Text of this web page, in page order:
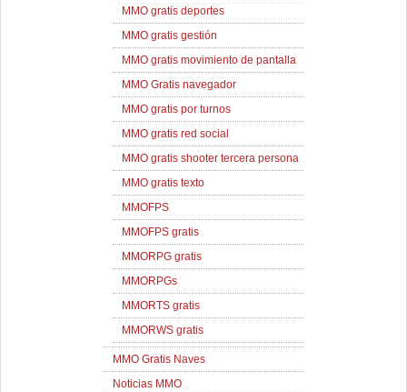
MMO gratis deportes
MMO gratis gestión
MMO gratis movimiento de pantalla
MMO Gratis navegador
MMO gratis por turnos
MMO gratis red social
MMO gratis shooter tercera persona
MMO gratis texto
MMOFPS
MMOFPS gratis
MMORPG gratis
MMORPGs
MMORTS gratis
MMORWS gratis
MMO Gratis Naves
Noticias MMO